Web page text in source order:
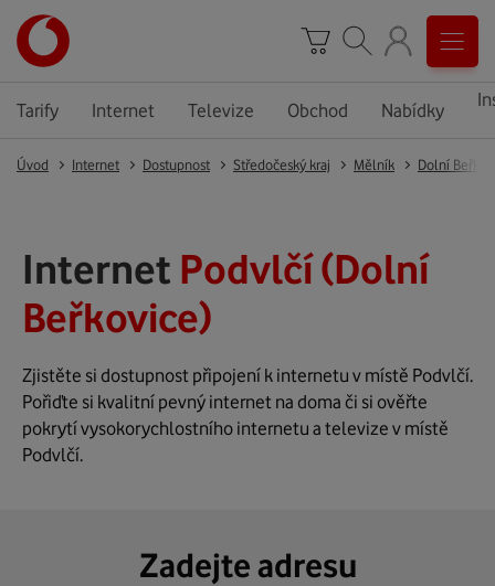
Tarify Internet Televize Obchod Nabídky
Úvod Internet Dostupnost Středočeský kraj Mělník Dolní
Internet Podvlčí (Dolní
Beřkovice)
Zjistěte si dostupnost připojení k internetu v místě Podvlčí.
Pořiďte si kvalitní pevný internet na doma či si ověřte
pokrytí vysokorychlostního internetu a televize v místě
Podvlčí.
Zadejte adresu